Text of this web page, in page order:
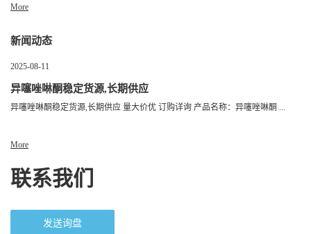
More
新闻动态
2025-08-11
异噻唑啉酮稳定货源,长期供应
异噻唑啉酮稳定货源,长期供应 量大价优 订购详询 产品名称：异噻唑啉酮 ...
More
联系我们
发送询盘